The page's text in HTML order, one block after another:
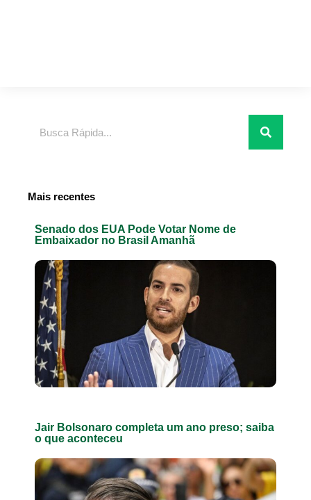
Mais recentes
Senado dos EUA Pode Votar Nome de
Embaixador no Brasil Amanhã
Jair Bolsonaro completa um ano preso; saiba
o que aconteceu